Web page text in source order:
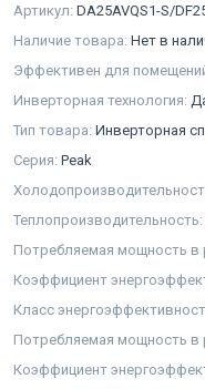
Артикул: DA25AVQS1-S/
Наличие товара: Нет в
Эффективен для
Инверторная технология:
Тип товара: Инверторная
Серия: Peak
Теплопроизводительность:
Потребляемая мощность в
Коэффициент
Класс
Потребляемая мощность в
Коэффициент